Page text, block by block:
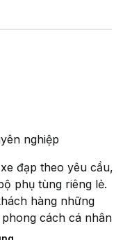
nghiệp
đạp theo yêu cầu,
phụ tùng riêng lẻ.
hàng những
cách cá nhân